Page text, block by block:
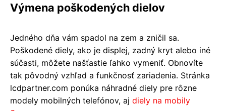
Výmena poškodených dielov
Jedného dňa vám spadol na zem a zničil sa.
Poškodené diely, ako je displej, zadný kryt alebo iné
súčasti, môžete našťastie ľahko vymeniť. Obnovíte
tak pôvodný vzhľad a funkčnosť zariadenia. Stránka
lcdpartner.com ponúka náhradné diely pre rôzne
modely mobilných telefónov, aj diely na mobily